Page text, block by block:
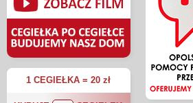
1 CEGIEŁKA = 20 zł